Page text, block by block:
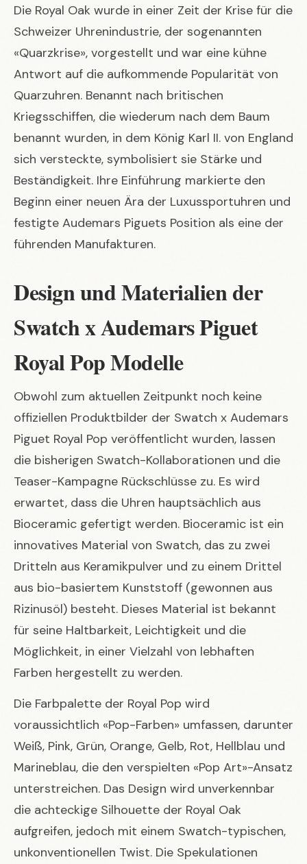
Die Royal Oak wurde in einer Zeit der Krise für die
Schweizer Uhrenindustrie, der sogenannten
«Quarzkrise», vorgestellt und war eine kühne
Antwort auf die aufkommende Popularität von
Quarzuhren. Benannt nach britischen
Kriegsschiffen, die wiederum nach dem Baum
benannt wurden, in dem König Karl II. von England
sich versteckte, symbolisiert sie Stärke und
Beständigkeit. Ihre Einführung markierte den
Beginn einer neuen Ära der Luxussportuhren und
festigte Audemars Piguets Position als eine der
führenden Manufakturen.
Design und Materialien der
Swatch x Audemars Piguet
Royal Pop Modelle
Obwohl zum aktuellen Zeitpunkt noch keine
offiziellen Produktbilder der Swatch x Audemars
Piguet Royal Pop veröffentlicht wurden, lassen
die bisherigen Swatch-Kollaborationen und die
Teaser-Kampagne Rückschlüsse zu. Es wird
erwartet, dass die Uhren hauptsächlich aus
Bioceramic gefertigt werden. Bioceramic ist ein
innovatives Material von Swatch, das zu zwei
Dritteln aus Keramikpulver und zu einem Drittel
aus bio-basiertem Kunststoff (gewonnen aus
Rizinusöl) besteht. Dieses Material ist bekannt
für seine Haltbarkeit, Leichtigkeit und die
Möglichkeit, in einer Vielzahl von lebhaften
Farben hergestellt zu werden.
Die Farbpalette der Royal Pop wird
voraussichtlich «Pop-Farben» umfassen, darunter
Weiß, Pink, Grün, Orange, Gelb, Rot, Hellblau und
Marineblau, die den verspielten «Pop Art»-Ansatz
unterstreichen. Das Design wird unverkennbar
die achteckige Silhouette der Royal Oak
aufgreifen, jedoch mit einem Swatch-typischen,
unkonventionellen Twist. Die Spekulationen